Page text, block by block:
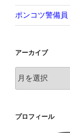
ポンコツ警備員
アーカイブ
ー
ブ
プロフィール